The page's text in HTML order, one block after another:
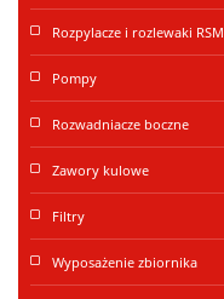
Rozpylacze i rozlewaki RSM
Pompy
Rozwadniacze boczne
Zawory kulowe
Filtry
Wyposażenie zbiornika